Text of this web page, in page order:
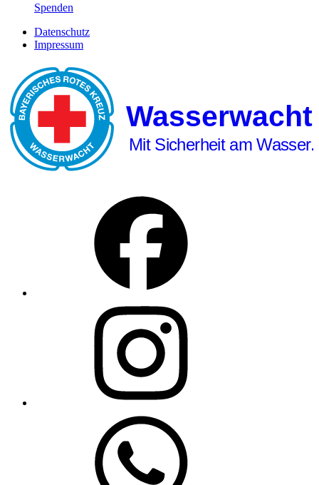
Spenden
Datenschutz
Impressum
Wasserwacht
Mit Sicherheit am Wasser.